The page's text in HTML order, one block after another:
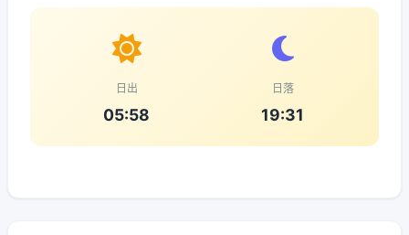
日出
05:58
日落
19:31